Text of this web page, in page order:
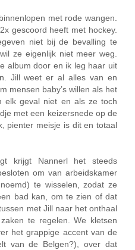
met rode wangen.
gescoord heeft met hockey.
niet bij de bevalling te
ze eigenlijk niet meer weg.
album door en ik leg haar uit
Jill weet er al alles van en
mensen baby’s willen als het
elk geval niet en als ze toch
met een keizersnede op de
pienter meisje is dit en totaal
krijgt Nannerl het steeds
om van arbeidskamer
te wisselen, zodat ze
bad kan, om te zien of dat
met Jill naar het onthaal
te regelen. We kletsen
het grappige accent van de
van de Belgen?), over dat